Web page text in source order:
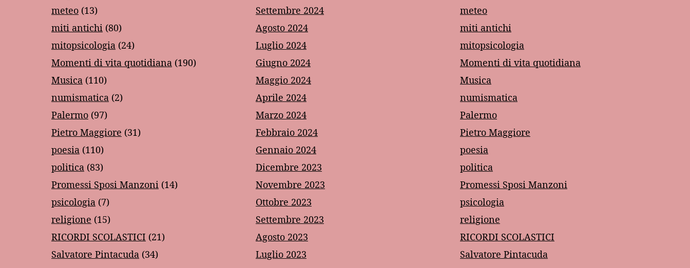
meteo (13)
miti antichi (80)
mitopsicologia (24)
Momenti di vita quotidiana (190)
Musica (110)
numismatica (2)
Palermo (97)
Pietro Maggiore (31)
poesia (110)
politica (83)
Promessi Sposi Manzoni (14)
psicologia (7)
religione (15)
RICORDI SCOLASTICI (21)
Salvatore Pintacuda (34)
Settembre 2024
Agosto 2024
Luglio 2024
Giugno 2024
Maggio 2024
Aprile 2024
Marzo 2024
Febbraio 2024
Gennaio 2024
Dicembre 2023
Novembre 2023
Ottobre 2023
Settembre 2023
Agosto 2023
Luglio 2023
meteo
miti antichi
mitopsicologia
Momenti di vita quotidiana
Musica
numismatica
Palermo
Pietro Maggiore
poesia
politica
Promessi Sposi Manzoni
psicologia
religione
RICORDI SCOLASTICI
Salvatore Pintacuda